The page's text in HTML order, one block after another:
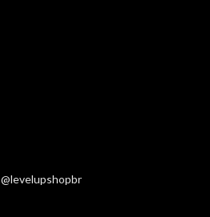
@levelupshopbr